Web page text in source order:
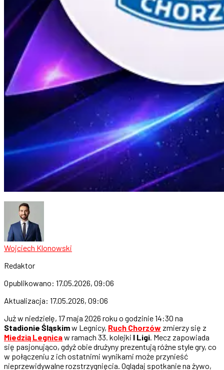
Wojciech Klonowski
Redaktor
Opublikowano: 17.05.2026, 09:06
Aktualizacja: 17.05.2026, 09:06
Już w niedzielę, 17 maja 2026 roku o godzinie 14:30 na
Stadionie Śląskimw Legnicy, Ruch Chorzów zmierzy się z
Miedzią Legnicaw ramach 33. kolejki I Ligi. Mecz zapowiada
się pasjonująco, gdyż obie drużyny prezentują różne style gry, co
w połączeniu z ich ostatnimi wynikami może przynieść
nieprzewidywalne rozstrzygnięcia. Oglądaj spotkanie na żywo,